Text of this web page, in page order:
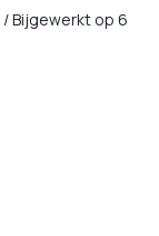
/Bijgewerkt op 6